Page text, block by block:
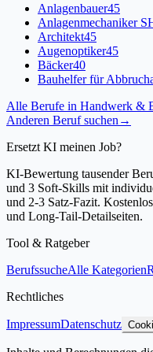
Anlagenbauer45
Anlagenmechaniker
Architekt45
Augenoptiker45
Bäcker40
Bauhelfer für
Alle Berufe in Handwerk &
Anderen Beruf suchen →
Ersetzt KI meinen Job?
KI-Bewertung tausender
und 3 Soft-Skills mit
und 2-3 Satz-Fazit.
und Long-Tail-Detailseiten.
Tool & Ratgeber
BerufssucheAlle Kategorien
Rechtliches
ImpressumDatenschutz